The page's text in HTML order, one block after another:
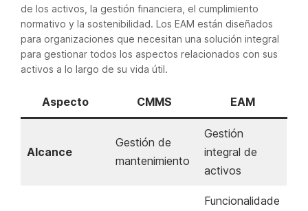
de los activos, la gestión financiera, el cumplimiento
normativo y la sostenibilidad. Los EAM están diseñados
para organizaciones que necesitan una solución integral
para gestionar todos los aspectos relacionados con sus
activos a lo largo de su vida útil.
Aspecto CMMS EAM
Alcance
Gestión de
mantenimiento
Gestión
integral de
activos
Funcionalidade